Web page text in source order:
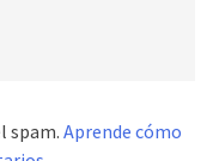
spam. Aprende cómo